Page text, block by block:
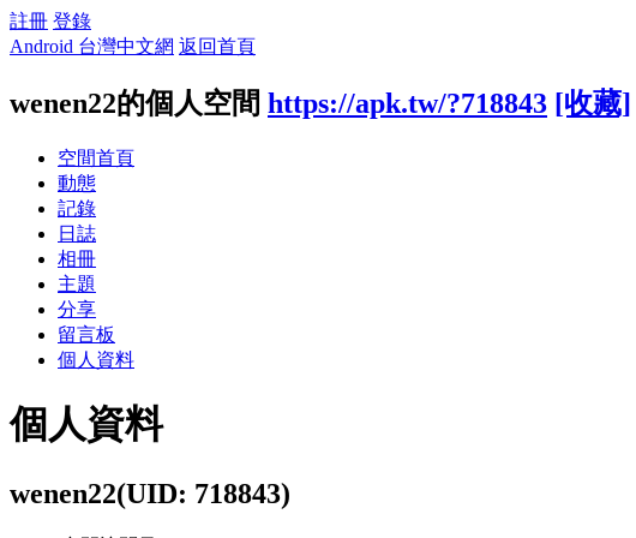
註冊 登錄
Android 台灣中文網 返回首頁
wenen22的個人空間 https://apk.tw/?718843 [收藏]
空間首頁
動態
記錄
日誌
相冊
主題
分享
留言板
個人資料
個人資料
wenen22(UID: 718843)